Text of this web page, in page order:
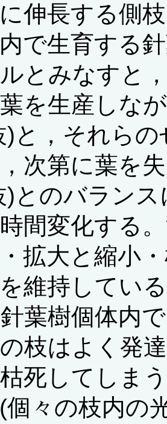
伸長する側
で生育する
とみなすと
を生産しな
)と，それら
次第に葉を
)とのバラン
間変化する
拡大と縮小
維持してい
葉樹個体内
枝はよく発
死してしま
個々の枝内の